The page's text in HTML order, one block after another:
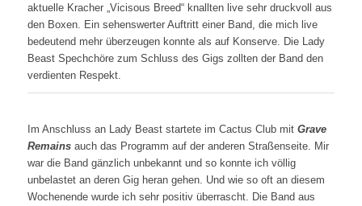
aktuelle Kracher „Vicisous Breed“ knallten live sehr druckvoll aus
den Boxen. Ein sehenswerter Auftritt einer Band, die mich live
bedeutend mehr überzeugen konnte als auf Konserve. Die Lady
Beast Spechchöre zum Schluss des Gigs zollten der Band den
verdienten Respekt.
Im Anschluss an Lady Beast startete im Cactus Club mit Grave
Remainsauch das Programm auf der anderen Straßenseite. Mir
war die Band gänzlich unbekannt und so konnte ich völlig
unbelastet an deren Gig heran gehen. Und wie so oft an diesem
Wochenende wurde ich sehr positiv überrascht. Die Band aus